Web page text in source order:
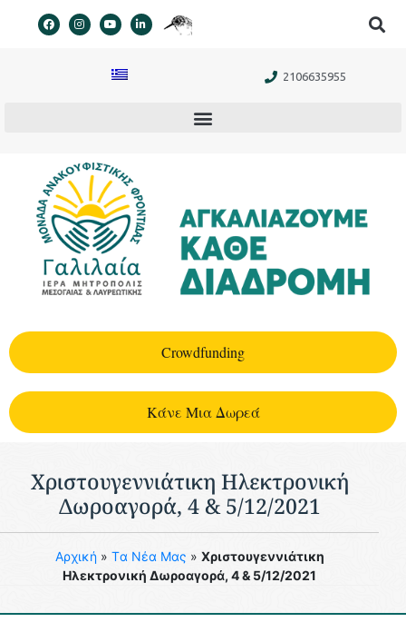
περιεχόμενο
2106635955
Crowdfunding
Kάνε Μια Δωρεά
Χριστουγεννιάτικη Ηλεκτρονική
Δωροαγορά, 4 & 5/12/2021
Aρχική» Tα Νέα Μας » Χριστουγεννιάτικη
Ηλεκτρονική Δωροαγορά, 4 & 5/12/2021